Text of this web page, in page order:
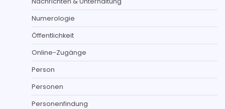
Numerologie
Öffentlichkeit
Online-Zugänge
Person
Personen
Personenfindung